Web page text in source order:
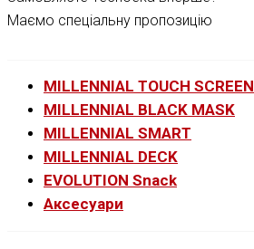
Маємо спеціальну пропозицію
MILLENNIAL TOUCH SCREEN
MILLENNIAL BLACK MASK
MILLENNIAL SMART
MILLENNIAL DECK
EVOLUTION Snack
Аксесуари